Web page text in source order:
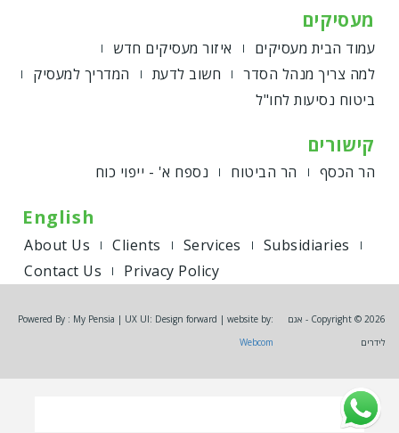
מעסיקים
עמוד הבית מעסיקים
איזור מעסיקים חדש
למה צריך מנהל הסדר
חשוב לדעת
המדריך למעסיק
ביטוח נסיעות לחו"ל
קישורים
הר הכסף הר הביטוח נספח א' - ייפוי כוח
English
About Us Clients Services
Subsidiaries
Contact Us
Privacy Policy
Copyright © 2026 - אגם
לידרים
Powered By : My Pensia | UX UI: Design forward | website by:
Webcom